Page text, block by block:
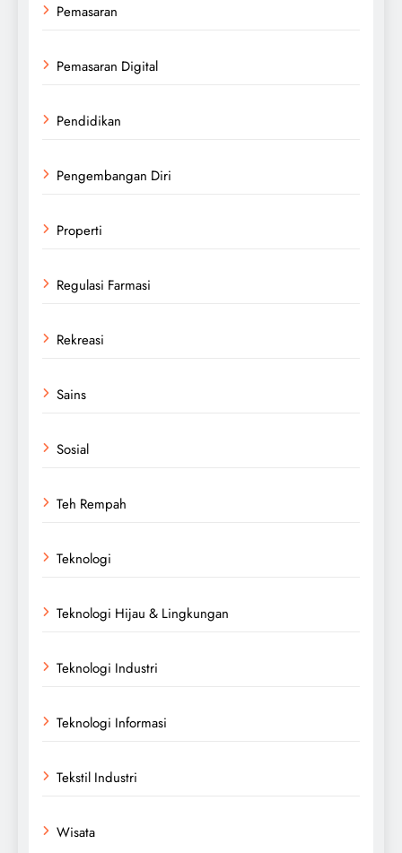
Pemasaran
Pemasaran Digital
Pendidikan
Pengembangan Diri
Properti
Regulasi Farmasi
Rekreasi
Sains
Sosial
Teh Rempah
Teknologi
Teknologi Hijau & Lingkungan
Teknologi Industri
Teknologi Informasi
Tekstil Industri
Wisata